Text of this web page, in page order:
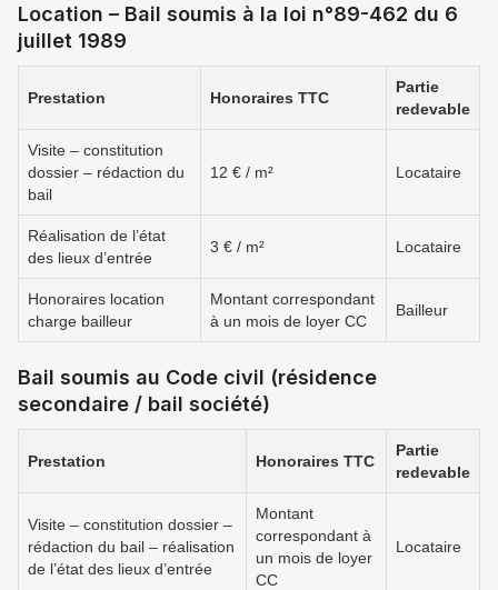
Location – Bail soumis à la loi n°89-462 du 6
juillet 1989
Prestation Honoraires TTC
Partie
redevable
Visite – constitution
dossier – rédaction du
bail
12 € / m² Locataire
Réalisation de l’état
des lieux d’entrée
3 € / m² Locataire
Honoraires location
charge bailleur
Montant correspondant
à un mois de loyer CC
Bailleur
Bail soumis au Code civil (résidence
secondaire / bail société)
Prestation Honoraires TTC
Partie
redevable
Visite – constitution dossier –
rédaction du bail – réalisation
de l’état des lieux d’entrée
Montant
correspondant à
un mois de loyer
CC
Locataire